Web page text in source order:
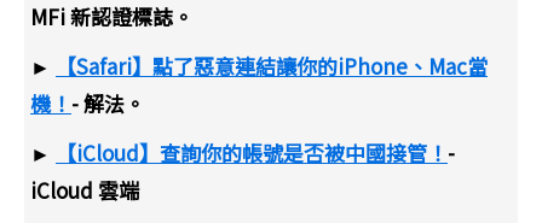
MFi 新認證標誌。
►
【Safari】點了惡意連結讓你的iPhone、Mac當
機！ - 解法。
►
【iCloud】查詢你的帳號是否被中國接管！ -
iCloud 雲端